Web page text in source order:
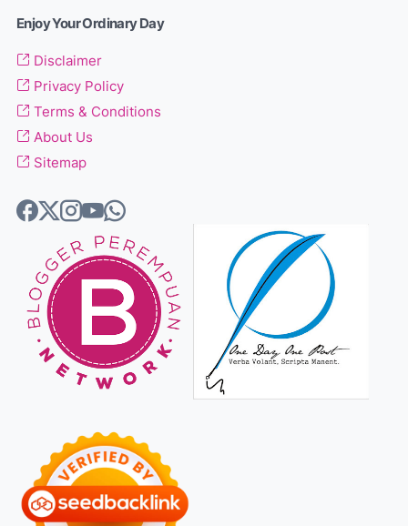
Enjoy Your Ordinary Day
Disclaimer
Privacy Policy
Terms & Conditions
About Us
Sitemap